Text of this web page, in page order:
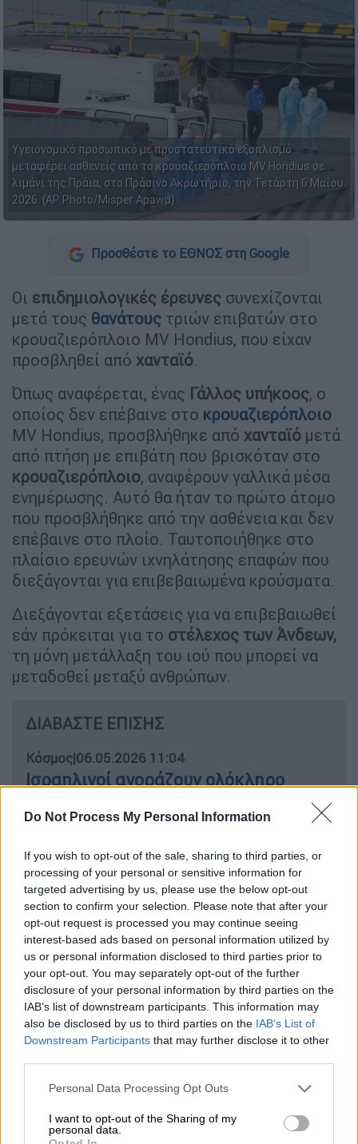
Do Not Process My Personal Information
If you wish to opt-out of the sale, sharing to third parties, or
processing of your personal or sensitive information for
targeted advertising by us, please use the below opt-out
section to confirm your selection. Please note that after your
opt-out request is processed you may continue seeing
interest-based ads based on personal information utilized by
us or personal information disclosed to third parties prior to
your opt-out. You may separately opt-out of the further
disclosure of your personal information by third parties on the
IAB’s list of downstream participants. This information may
also be disclosed by us to third parties on the IAB’s List of
Downstream Participants that may further disclose it to other
Please note that this website/app uses one or more Google
not limited to your visit or usage behaviour. You may click to
grant or deny consent to Google and its third-party tags to
Personal Data Processing Opt Outs
I want to opt-out of the Sharing of my
personal data.
Υγειονομικό προσωπικό με προστατευτικό εξοπλισμό
μεταφέρει ασθενείς από το κρουαζιερόπλοιο MV Hondius σε
λιμάνι της Πράια, στο Πράσινο Ακρωτήριο, την Τετάρτη 6 Μαΐου
2026. (AP Photo/Misper Apawu)
Προσθέστε το ΕΘΝΟΣ στη Google
Οι επιδημιολογικές έρευνες συνεχίζονται
μετά τους θανάτους τριών επιβατών στο
κρουαζιερόπλοιο MV Hondius, που είχαν
προσβληθεί από χανταϊό.
Όπως αναφέρεται, ένας Γάλλος υπήκοος, ο
οποίος δεν επέβαινε στο κρουαζιερόπλοιο
MV Hondius, προσβλήθηκε από χανταϊό μετά
από πτήση με επιβάτη που βρισκόταν στο
κρουαζιερόπλοιο, αναφέρουν γαλλικά μέσα
ενημέρωσης. Αυτό θα ήταν το πρώτο άτομο
που προσβλήθηκε από την ασθένεια και δεν
επέβαινε στο πλοίο. Ταυτοποιήθηκε στο
πλαίσιο ερευνών ιχνηλάτησης επαφών που
διεξάγονται για επιβεβαιωμένα κρούσματα.
Διεξάγονται εξετάσεις για να επιβεβαιωθεί
εάν πρόκειται για το στέλεχος των Άνδεων,
τη μόνη μετάλλαξη του ιού που μπορεί να
μεταδοθεί μεταξύ ανθρώπων.
ΔΙΑΒΑΣΤΕ ΕΠΙΣΗΣ
Κόσμος|06.05.2026 11:04
Ισραηλινοί αγοράζουν ολόκληρο
χωριό στην Κύπρο - Αντιδράσεις για
την τεράστια επένδυση στην Τρόζενα
Κόσμος|06.05.2026 12:28
Axios: Μονοσέλιδη συμφωνία ΗΠΑ-
Ιράν για λήξη του πολέμου - Πιο κοντά
από ποτέ το τέλος της σύρραξης
Απομακρύνθηκαν ακόμα τρεις
νοσούντες από το κρουαζιερόπλοιο
Τατρία ύποπτα περιστατικά
απομακρύνθηκαν από τοκρουαζιερόπλοιο
ενώ αυτή τη στιγμήμεταφέρονται
στην